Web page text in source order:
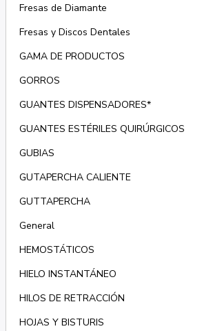
Fresas de Diamante
Fresas y Discos Dentales
GAMA DE PRODUCTOS
GORROS
GUANTES DISPENSADORES*
GUANTES ESTÉRILES QUIRÚRGICOS
GUBIAS
GUTAPERCHA CALIENTE
GUTTAPERCHA
General
HEMOSTÁTICOS
HIELO INSTANTÁNEO
HILOS DE RETRACCIÓN
HOJAS Y BISTURIS